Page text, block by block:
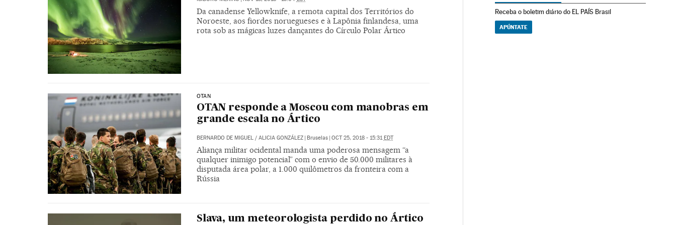
Da canadense Yellowknife, a remota capital dos Territórios do
Noroeste, aos fiordes noruegueses e à Lapônia finlandesa, uma
rota sob as mágicas luzes dançantes do Círculo Polar Ártico
OTAN
OTAN responde a Moscou com manobras em
grande escala no Ártico
BERNARDO DE MIGUEL/ ALICIA GONZÁLEZ Bruselas OCT 25, 2018 - 15:31 EDT
Aliança militar ocidental manda uma poderosa mensagem “a
qualquer inimigo potencial” com o envio de 50.000 militares à
disputada área polar, a 1.000 quilômetros da fronteira com a
Rússia
Slava, um meteorologista perdido no Ártico
Receba o boletim diário do EL PAÍS Brasil
APÚNTATE